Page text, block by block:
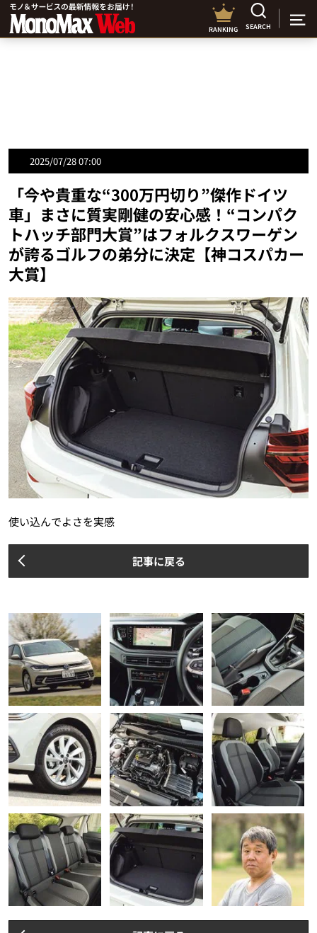
RANKING SEARCH
2025/07/28 07:00
「今や貴重な“300万円切り”傑作ドイツ
車」まさに質実剛健の安心感！“コンパク
トハッチ部門大賞”はフォルクスワーゲン
が誇るゴルフの弟分に決定【神コスパカー
大賞】
使い込んでよさを実感
記事に戻る